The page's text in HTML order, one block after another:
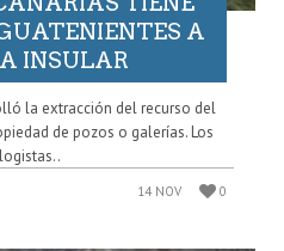
A
INSULAR
la extracción del recurso del
de pozos o galerías. Los
14 NOV 0